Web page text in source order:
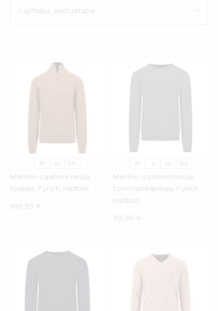
KATSO PIKANÄKYMÄ
M XL XXL
Merino-cashmirneule
ruskea Fynch Hatton
109,95 €
M L XL XXL
Merino-cashmirneule
tummanharmaa Fynch
Hatton
99,95 €
KATSO PIKANÄKYMÄ